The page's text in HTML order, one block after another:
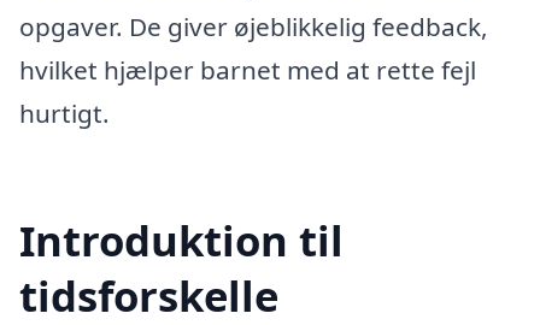
opgaver. De giver øjeblikkelig feedback,
hvilket hjælper barnet med at rette fejl
hurtigt.
Introduktion til
tidsforskelle